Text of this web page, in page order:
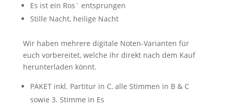
Es ist ein Ros` entsprungen
Stille Nacht, heilige Nacht
Wir haben mehrere digitale Noten-Varianten für
euch vorbereitet, welche ihr direkt nach dem Kauf
herunterladen könnt.
PAKET inkl. Partitur in C, alle Stimmen in B & C
sowie 3. Stimme in Es